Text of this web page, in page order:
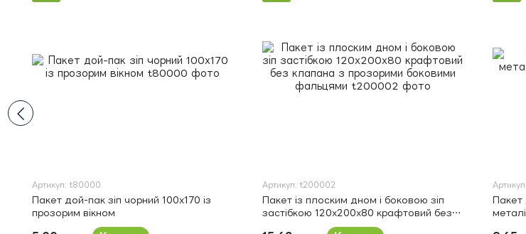
Артикул: t80000
Пакет дой-пак зіп чорний 100х170 із
прозорим вікном
Артикул: t200002
Пакет із плоским дном і боковою зіп
застібкою 120х200х80 крафтовий без
клапана з прозорими боковими
Пакет